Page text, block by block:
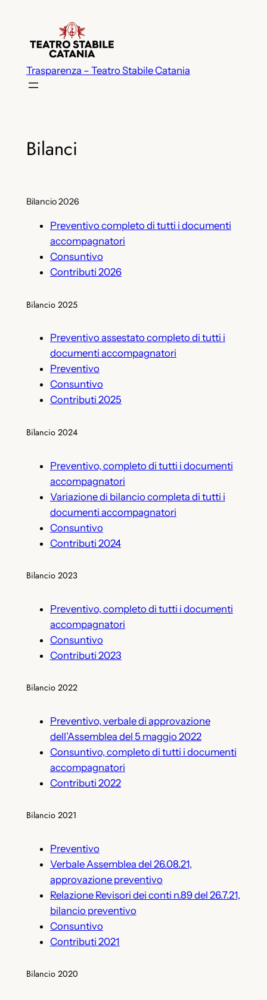
contenuto
Trasparenza – Teatro Stabile Catania
Bilanci
Bilancio 2026
Preventivo completo di tutti i documenti
accompagnatori
Consuntivo
Contributi 2026
Bilancio 2025
Preventivo assestato completo di tutti i
documenti accompagnatori
Preventivo
Consuntivo
Contributi 2025
Bilancio 2024
Preventivo, completo di tutti i documenti
accompagnatori
Variazione di bilancio completa di tutti i
documenti accompagnatori
Consuntivo
Contributi 2024
Bilancio 2023
Preventivo, completo di tutti i documenti
accompagnatori
Consuntivo
Contributi 2023
Bilancio 2022
Preventivo, verbale di approvazione
dell’Assemblea del 5 maggio 2022
Consuntivo, completo di tutti i documenti
accompagnatori
Contributi 2022
Bilancio 2021
Preventivo
Verbale Assemblea del 26.08.21,
approvazione preventivo
Relazione Revisori dei conti n.89 del 26.7.21,
bilancio preventivo
Consuntivo
Contributi 2021
Bilancio 2020